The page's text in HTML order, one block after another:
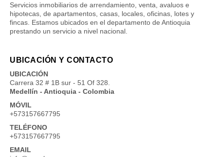
Servicios inmobiliarios de arrendamiento, venta, avaluos e
hipotecas, de apartamentos, casas, locales, oficinas, lotes y
fincas. Estamos ubicados en el departamento de Antioquia
prestando un servicio a nivel nacional.
UBICACIÓN Y CONTACTO
UBICACIÓN
Carrera 32 # 1B sur - 51 Of 328.
Medellín - Antioquia - Colombia
MÓVIL
+573157667795
TELÉFONO
+573157667795